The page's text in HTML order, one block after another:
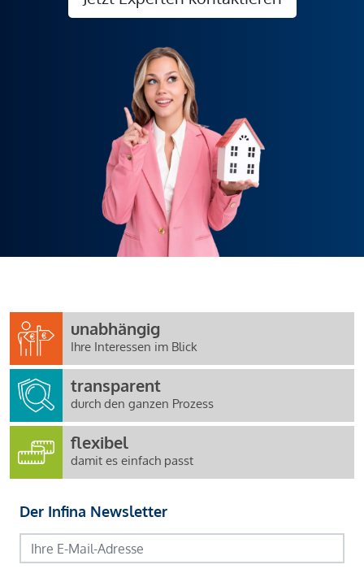
unabhängig
Ihre Interessen im Blick
transparent
durch den ganzen Prozess
flexibel
damit es einfach passt
Der Infina Newsletter